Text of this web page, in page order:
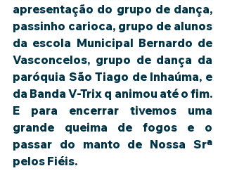
apresentação do grupo de dança,
passinho carioca, grupo de alunos
da escola Municipal Bernardo de
Vasconcelos, grupo de dança da
paróquia São Tiago de Inhaúma, e
da Banda V-Trix q animou até o fim.
E para encerrar tivemos uma
grande queima de fogos e o
passar do manto de Nossa Srª
pelos Fiéis.